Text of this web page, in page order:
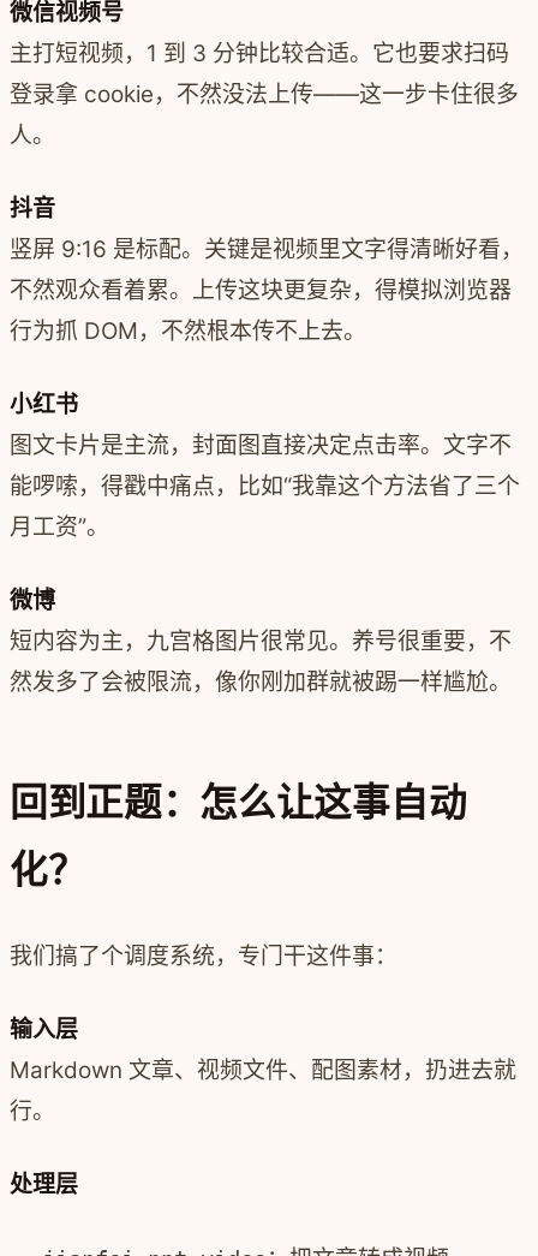
微信视频号
主打短视频，1 到 3 分钟比较合适。它也要求扫码
登录拿 cookie，不然没法上传——这一步卡住很多
人。
抖音
竖屏 9:16 是标配。关键是视频里文字得清晰好看，
不然观众看着累。上传这块更复杂，得模拟浏览器
行为抓 DOM，不然根本传不上去。
小红书
图文卡片是主流，封面图直接决定点击率。文字不
能啰嗦，得戳中痛点，比如“我靠这个方法省了三个
月工资”。
微博
短内容为主，九宫格图片很常见。养号很重要，不
然发多了会被限流，像你刚加群就被踢一样尴尬。
回到正题：怎么让这事自动
化？
我们搞了个调度系统，专门干这件事：
输入层
Markdown 文章、视频文件、配图素材，扔进去就
行。
处理层